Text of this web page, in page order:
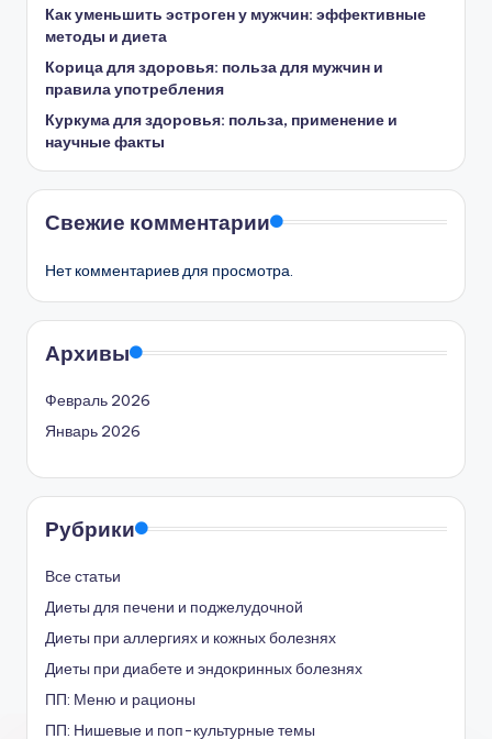
Как уменьшить эстроген у мужчин: эффективные
методы и диета
Корица для здоровья: польза для мужчин и
правила употребления
Куркума для здоровья: польза, применение и
научные факты
Свежие комментарии
Нет комментариев для просмотра.
Архивы
Февраль 2026
Январь 2026
Рубрики
Все статьи
Диеты для печени и поджелудочной
Диеты при аллергиях и кожных болезнях
Диеты при диабете и эндокринных болезнях
ПП: Меню и рационы
ПП: Нишевые и поп-культурные темы